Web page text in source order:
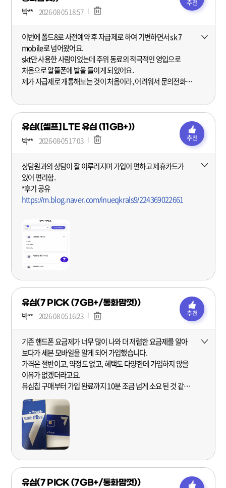
박** 2026-08-05 18:57
추천
이번에 폴드8로 사전예약 후 자급제로 하여 기변하면서 sk 7
mobile로 넘어왔어요.
skt만 사용한 사람이었는데 주위 동료의 적극적인 영입으로
처음으로 알뜰폰에 발을 들이게 되었어요.
제가 자급제로 개통해보는 것이 처음이라, 어려워서 문의전화를
길게 후기를 남겨봅니다!
따뜻하고 친절하게 응대해주셔서 진심으로 감사합니다! 덕분에
수월하게 개통 진행했어요~ 앞으로 잘 부탁드립니다.
유심([셀프] LTE 유심 (11GB+))
박** 2026-08-05 17:03 추천
상담원과의 상담이 잘 이루러지며 가입이 편하고 제휴카드가
있어 편리함.
*후기 공유
https://m.blog.naver.com/inueqkrals9/224369022661
유심(7 PICK (7GB+/통화맘껏))
박** 2026-08-05 16:23 추천
기존 핸드폰 요금제가 너무 많이 나와 더 저렴한 요금제를 알아
보다가 세븐 모바일을 알게 되어 가입했습니다.
가격은 절반이고, 약정도 없고, 혜택도 다양한데 가입하지 않을
이유가 없겠더라고요.
유심칩 구매부터 가입 완료까지 10분 조금 넘게 소요 된 것 같아
가입 이후 모두의 결합 등을 통해 추가 데이터까지 받을 수 있어
너무나 혜자롭네요.
세븐모바일 정말 추천합니다!
유심(7 PICK (7GB+/통화맘껏))